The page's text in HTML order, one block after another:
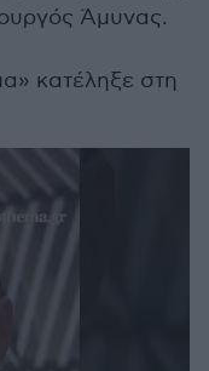
Άμυνας.
κατέληξε στη